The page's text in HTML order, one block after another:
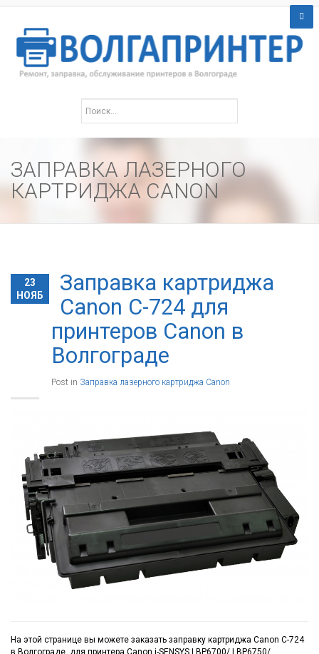
ЗАПРАВКА ЛАЗЕРНОГО
КАРТРИДЖА CANON
23
НОЯБ
Заправка картриджа
Canon C-724 для
принтеров Canon в
Волгограде
Post in Заправка лазерного картриджа Canon
На этой странице вы можете заказать заправку картриджа Canon C-724